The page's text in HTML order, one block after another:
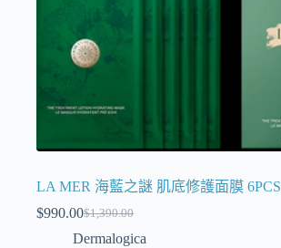
LA MER 海藍之謎 肌底修護面膜 6PCS
$1,390.00
$990.00
Dermalogica